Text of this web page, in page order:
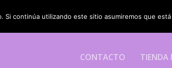
CONTACTO TIENDA
continúa utilizando este sitio asumiremos que